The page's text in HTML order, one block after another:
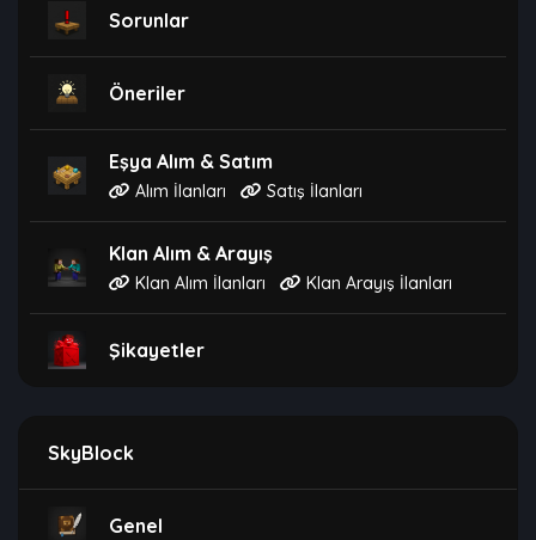
Sorunlar
Öneriler
Eşya Alım & Satım
Alım İlanları Satış İlanları
Klan Alım & Arayış
Klan Alım İlanları Klan Arayış İlanları
Şikayetler
SkyBlock
Genel